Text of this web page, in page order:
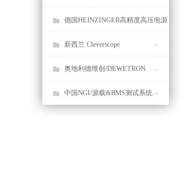
德国HEINZINGER高精度高压电源
新西兰 Cleverscope
奥地利德维创/DEWETRON
中国NGI/源载&BMS测试系统